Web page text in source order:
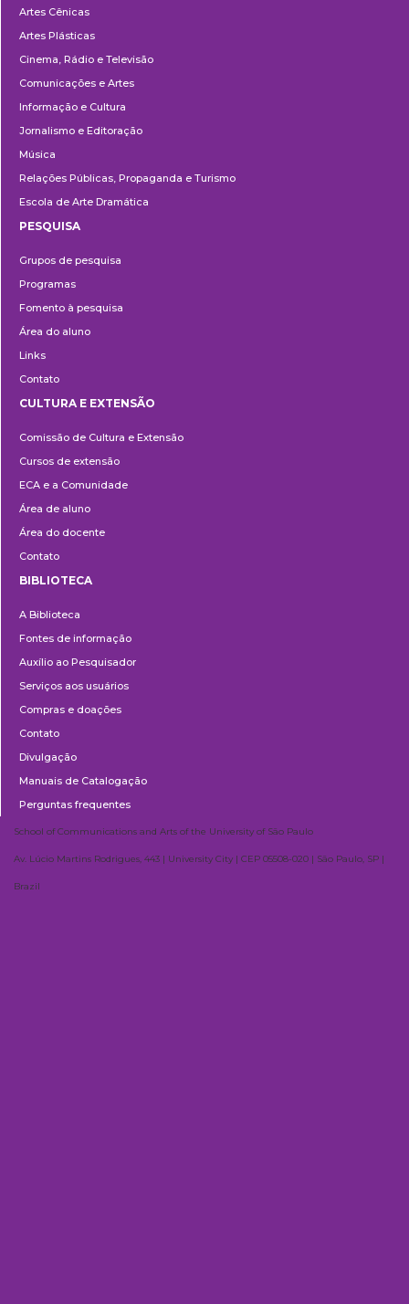
Artes Cênicas
Artes Plásticas
Cinema, Rádio e Televisão
Comunicações e Artes
Informação e Cultura
Jornalismo e Editoração
Música
Relações Públicas, Propaganda e Turismo
Escola de Arte Dramática
PESQUISA
Grupos de pesquisa
Programas
Fomento à pesquisa
Área do aluno
Links
Contato
e
Extensão
CULTURA E EXTENSÃO
Comissão de Cultura e Extensão
Cursos de extensão
ECA e a Comunidade
Área de aluno
Área do docente
Contato
BIBLIOTECA
A Biblioteca
Fontes de informação
Auxílio ao Pesquisador
Serviços aos usuários
Compras e doações
Contato
Divulgação
Manuais de Catalogação
Perguntas frequentes
School of Communications and Arts of the University of São Paulo
Av. Lúcio Martins Rodrigues, 443 | University City | CEP 05508-020 | São Paulo, SP |
Brazil